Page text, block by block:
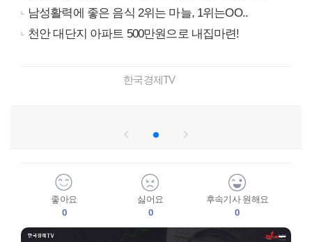
남성활력에 좋은 음식 2위는 마늘, 1위는OO..
천안 대단지 아파트 500만원으로 내집마련!
한국경제TV
좋아요
0
싫어요
0
후속기사 원해요
0